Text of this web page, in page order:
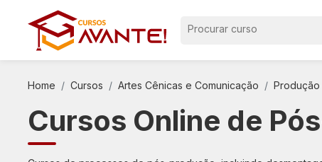
Empresariais
Agricultura e Agropecuária
Home Cursos Artes Cênicas e Comunicação Produção
Cursos Online de